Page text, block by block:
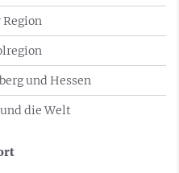
Region
und Hessen
die Welt